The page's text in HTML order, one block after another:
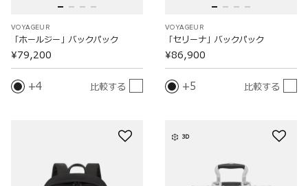
VOYAGEUR
「ホールジー」バックパック
¥79,200
4 比較する
VOYAGEUR
「セリーナ」バックパック
¥86,900
5 比較する
3D